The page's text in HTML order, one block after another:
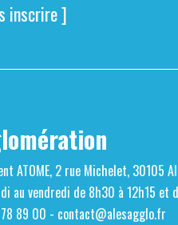
inscrire ]
ATOME, 2 rue Michelet, 30105
au vendredi de 8h30 à 12h15 et
89 00 - contact@alesagglo.fr